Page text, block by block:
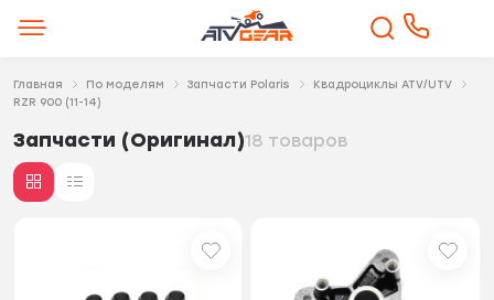
Главная По моделям Запчасти Polaris
Квадроциклы ATV/UTV
RZR 900 (11-14)
Запчасти (Оригинал)18 товаров